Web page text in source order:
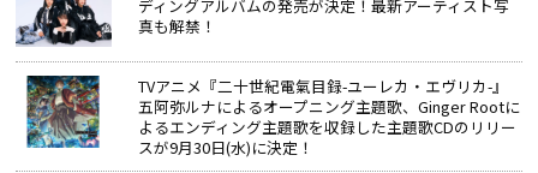
ディングアルバムの発売が決定！最新アーティスト写
真も解禁！
TVアニメ『二十世紀電氣目録-ユーレカ・エヴリカ-』
五阿弥ルナによるオープニング主題歌、Ginger Rootに
よるエンディング主題歌を収録した主題歌CDのリリー
スが9月30日(水)に決定！